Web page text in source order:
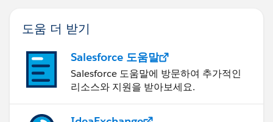
도움 더 받기
Salesforce 도움말
Salesforce 도움말에 방문하여 추가적인
리소스와 지원을 받아보세요.